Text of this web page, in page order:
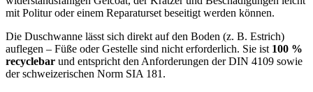
mit Politur oder einem Reparaturset beseitigt werden können.
Die Duschwanne lässt sich direkt auf den Boden (z. B. Estrich)
auflegen – Füße oder Gestelle sind nicht erforderlich. Sie ist 100 %
recyclebar und entspricht den Anforderungen der DIN 4109 sowie
der schweizerischen Norm SIA 181.